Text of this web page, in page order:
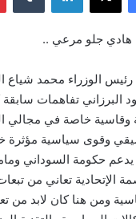
هادي جلو مرعي ..
الوزراء محمد شياع
البرزاني تفاهمات سابقة
خاصة في مجالي
وقوى سياسية مؤثرة
يدعم حكومة السوداني
الإتحادية تعاني من
ومن هنا كان لابد من